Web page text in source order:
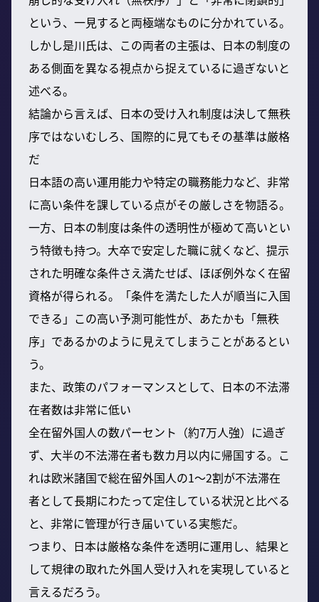
という、一見すると両極端なものに分かれている。
しかし是川氏は、この両者の主張は、日本の制度の
ある側面を異なる視点から捉えているに過ぎないと
述べる。
結論から言えば、日本の受け入れ制度は決して無秩
序ではないむしろ、国際的に見てもその基準は厳格
だ
日本語の高い運用能力や特定の職務能力など、非常
に高い条件を課している点がその厳しさを物語る。
一方、日本の制度は条件の透明性が極めて高いとい
う特徴も持つ。大卒で安定した職に就くなど、提示
された明確な条件さえ満たせば、ほぼ例外なく在留
資格が得られる。「条件を満たした人が順当に入国
できる」この高い予測可能性が、あたかも「無秩
序」であるかのように見えてしまうことがあるとい
う。
また、政策のパフォーマンスとして、日本の不法滞
在者数は非常に低い
全在留外国人の数パーセント（約7万人強）に過ぎ
ず、大半の不法滞在者も数カ月以内に帰国する。こ
れは欧米諸国で総在留外国人の1〜2割が不法滞在
者として長期にわたって定住している状況と比べる
と、非常に管理が行き届いている実態だ。
つまり、日本は厳格な条件を透明に運用し、結果と
して規律の取れた外国人受け入れを実現していると
言えるだろう。